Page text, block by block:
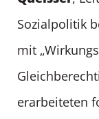
Sozialpolitik
mit
erarbeiteten